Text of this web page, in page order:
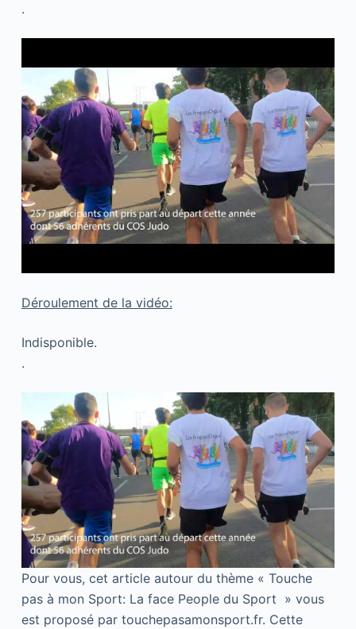
.
Déroulement de la vidéo:
Indisponible.
.
Pour vous, cet article autour du thème « Touche
pas à mon Sport: La face People du Sport » vous
est proposé par touchepasamonsport.fr. Cette